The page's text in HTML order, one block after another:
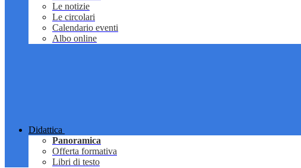
Le notizie
Le circolari
Calendario eventi
Albo online
Didattica
Panoramica
Offerta formativa
Libri di testo